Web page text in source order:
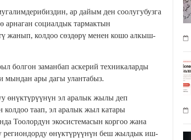
ар дайым ден соолугубузга
арнаган социалдык тармактын
жанып, колдоо сөздөрү менен кошо алкыш-
болгон заманбап аскерий техникаларды
мындан ары дагы улантабыз.
өнүктүрүүнүн эл аралык жылы деп
таап, эл аралык жыл катары
Тоолордун экосистемасын коргоо жана
региондорду өнүктүрүүнүн беш жылдык иш-